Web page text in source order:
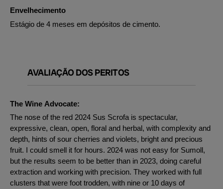
Envelhecimento
Estágio de 4 meses em depósitos de cimento.
AVALIAÇÃO DOS PERITOS
The Wine Advocate:
The nose of the red 2024 Sus Scrofa is spectacular,
expressive, clean, open, floral and herbal, with complexity and
depth, hints of sour cherries and violets, bright and precious
fruit. I could smell it for hours. 2024 was not easy for Sumoll,
but the results seem to be better than in 2023, doing careful
extraction and working with precision. They worked with full
clusters that were foot trodden, with nine or 10 days of